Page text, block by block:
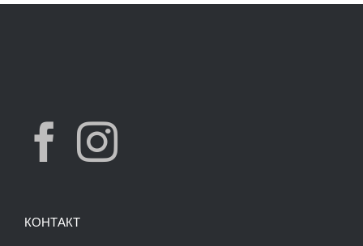
КОНТАКТ